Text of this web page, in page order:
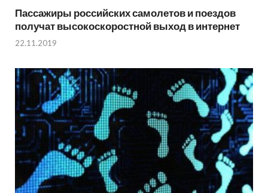
Пассажиры российских самолетов и поездов
получат высокоскоростной выход в интернет
22.11.2019